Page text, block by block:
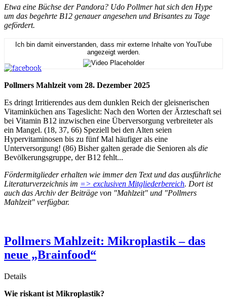
Etwa eine Büchse der Pandora? Udo Pollmer hat sich den Hype
um das begehrte B12 genauer angesehen und Brisantes zu Tage
gefördert.
Ich bin damit einverstanden, dass mir externe Inhalte von YouTube
angezeigt werden.
Pollmers Mahlzeit vom 28. Dezember 2025
Es dringt Irritierendes aus dem dunklen Reich der gleisnerischen
Vitaminküchen ans Tageslicht: Nach den Worten der Ärzteschaft sei
bei Vitamin B12 inzwischen eine Überversorgung verbreiteter als
ein Mangel. (18, 37, 66) Speziell bei den Alten seien
Hypervitaminosen bis zu fünf Mal häufiger als eine
Unterversorgung! (86) Bisher galten gerade die Senioren als die
Bevölkerungsgruppe, der B12 fehlt...
Fördermitglieder erhalten wie immer den Text und das ausführliche
Literaturverzeichnis im => exclusiven Mitgliederbereich. Dort ist
auch das Archiv der Beiträge von "Mahlzeit" und "Pollmers
Mahlzeit" verfügbar.
Pollmers Mahlzeit: Mikroplastik – das
neue „Brainfood“
Details
Wie riskant ist Mikroplastik?